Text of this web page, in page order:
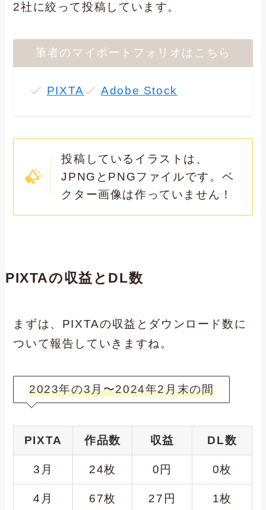
2社に絞って投稿しています。
筆者のマイポートフォリオはこちら
PIXTA Adobe Stock
投稿しているイラストは、
JPNGとPNGファイルです。ベ
クター画像は作っていません！
PIXTAの収益とDL数
まずは、PIXTAの収益とダウンロード数に
ついて報告していきますね。
2023年の3月〜2024年2月末の間
PIXTA 作品数 収益 DL数
3月 24枚 0円 0枚
4月 67枚 27円 1枚